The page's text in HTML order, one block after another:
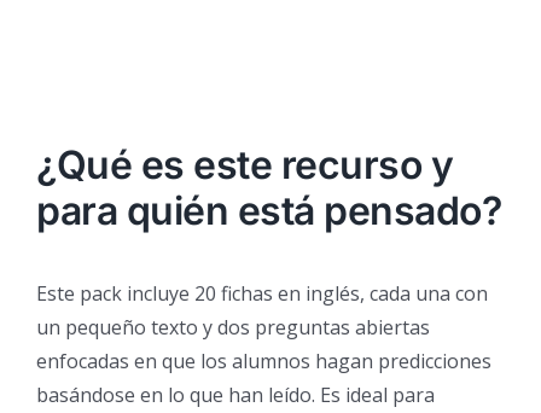
¿Qué es este recurso y
para quién está pensado?
Este pack incluye 20 fichas en inglés, cada una con
un pequeño texto y dos preguntas abiertas
enfocadas en que los alumnos hagan predicciones
basándose en lo que han leído. Es ideal para